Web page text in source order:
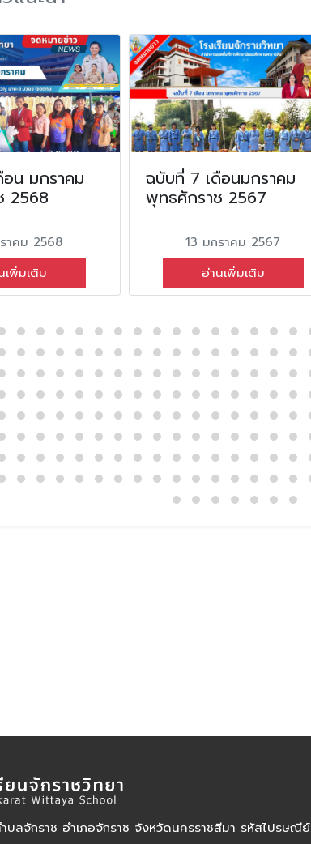
น มกราคม
2568
าคม 2568
เพิ่มเติม
ฉบับที่ 7 เดือนมกราคม
พุทธศักราช 2567
13 มกราคม 2567
อ่านเพิ่มเติม
ลจักราช อำเภอจักราช จังหวัดนครราชสีมา รหัสไปรษณีย์